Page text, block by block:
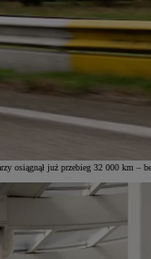
osiągnął już przebieg 32 000 km –